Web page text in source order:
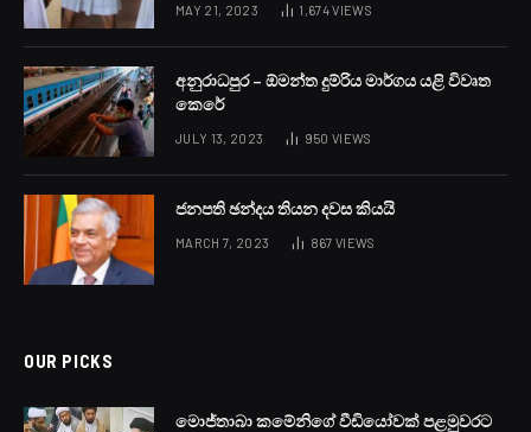
MAY 21, 2023 1,674VIEWS
අනුරාධපුර – ඕමන්ත දුම්රිය මාර්ගය යළි විවෘත
කෙරේ
JULY 13, 2023 950 VIEWS
ජනපති ඡන්දය තියන දවස කියයි
MARCH 7, 2023 867 VIEWS
OUR PICKS
මොජ්තාබා කමේනිගේ වීඩියෝවක් පළමුවරට